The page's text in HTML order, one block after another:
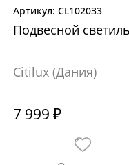
CL102033
Подвесной
Citilux (Дания)
7 999 ₽